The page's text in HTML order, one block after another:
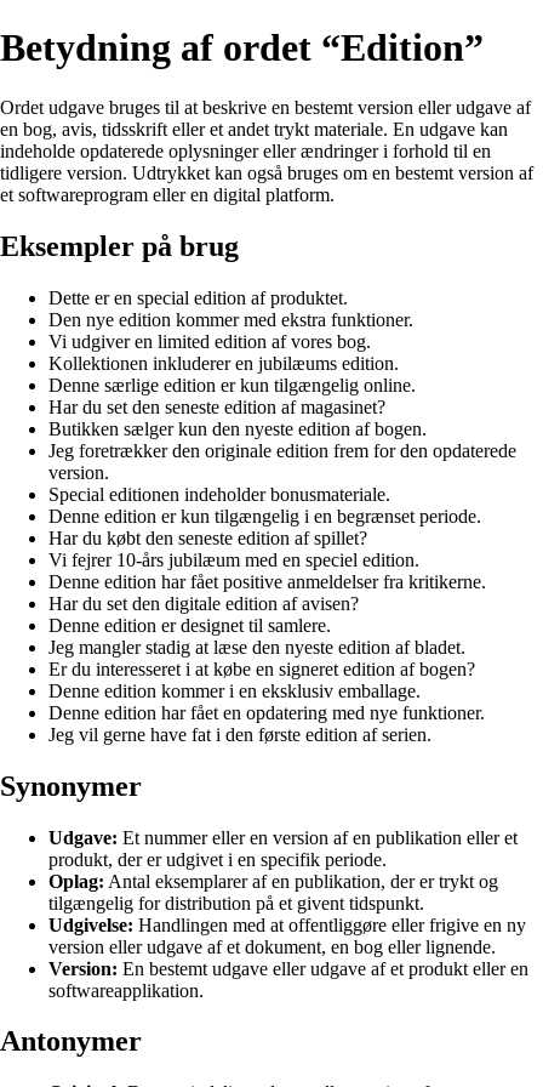
Betydning af ordet “Edition”
Ordet udgave bruges til at beskrive en bestemt version eller udgave af
en bog, avis, tidsskrift eller et andet trykt materiale. En udgave kan
indeholde opdaterede oplysninger eller ændringer i forhold til en
tidligere version. Udtrykket kan også bruges om en bestemt version af
et softwareprogram eller en digital platform.
Eksempler på brug
Dette er en special edition af produktet.
Den nye edition kommer med ekstra funktioner.
Vi udgiver en limited edition af vores bog.
Kollektionen inkluderer en jubilæums edition.
Denne særlige edition er kun tilgængelig online.
Har du set den seneste edition af magasinet?
Butikken sælger kun den nyeste edition af bogen.
Jeg foretrækker den originale edition frem for den opdaterede
version.
Special editionen indeholder bonusmateriale.
Denne edition er kun tilgængelig i en begrænset periode.
Har du købt den seneste edition af spillet?
Vi fejrer 10-års jubilæum med en speciel edition.
Denne edition har fået positive anmeldelser fra kritikerne.
Har du set den digitale edition af avisen?
Denne edition er designet til samlere.
Jeg mangler stadig at læse den nyeste edition af bladet.
Er du interesseret i at købe en signeret edition af bogen?
Denne edition kommer i en eksklusiv emballage.
Denne edition har fået en opdatering med nye funktioner.
Jeg vil gerne have fat i den første edition af serien.
Synonymer
Udgave: Et nummer eller en version af en publikation eller et
produkt, der er udgivet i en specifik periode.
Oplag: Antal eksemplarer af en publikation, der er trykt og
tilgængelig for distribution på et givent tidspunkt.
Udgivelse: Handlingen med at offentliggøre eller frigive en ny
version eller udgave af et dokument, en bog eller lignende.
Version: En bestemt udgave eller udgave af et produkt eller en
softwareapplikation.
Antonymer